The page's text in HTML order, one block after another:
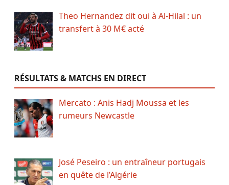
Theo Hernandez dit oui à Al-Hilal : un
transfert à 30 M€ acté
RÉSULTATS & MATCHS EN DIRECT
Mercato : Anis Hadj Moussa et les
rumeurs Newcastle
José Peseiro : un entraîneur portugais
en quête de l’Algérie